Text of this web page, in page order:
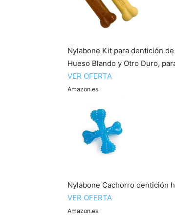
Nylabone Kit para dentición
Hueso Blando y Otro Duro,
VER OFERTA
Amazon.es
Nylabone Cachorro dentición
VER OFERTA
Amazon.es